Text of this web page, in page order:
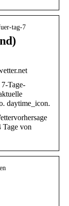
tag-7
Tage-
daytime_icon.
Tage von